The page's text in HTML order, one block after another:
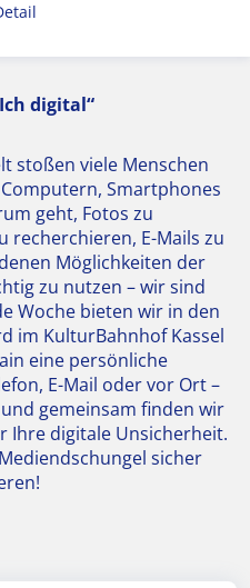
digital“
stoßen viele Menschen
Smartphones
geht, Fotos zu
recherchieren, E-Mails zu
Möglichkeiten der
zu nutzen – wir sind
Woche bieten wir in den
im KulturBahnhof Kassel
eine persönliche
E-Mail oder vor Ort –
gemeinsam finden wir
Ihre digitale Unsicherheit.
sicher